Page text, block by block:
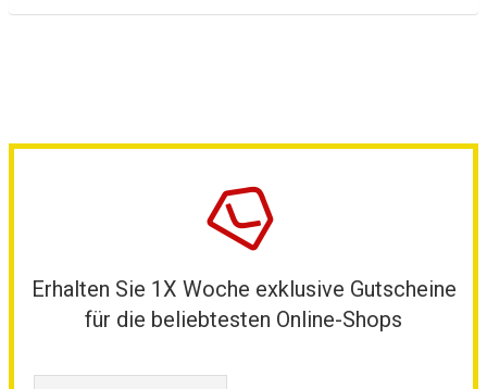
Erhalten Sie 1X Woche exklusive Gutscheine
für die beliebtesten Online-Shops